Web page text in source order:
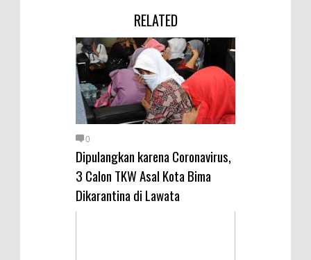
RELATED
0
Dipulangkan karena Coronavirus,
3 Calon TKW Asal Kota Bima
Dikarantina di Lawata